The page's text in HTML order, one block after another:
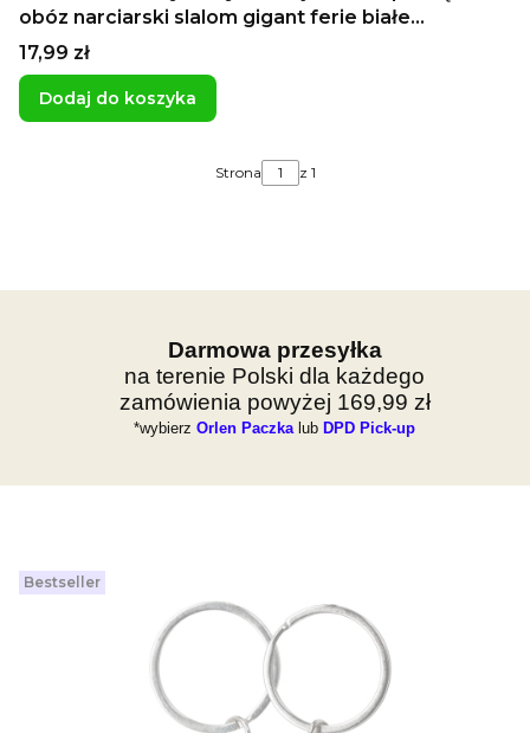
obóz narciarski slalom gigant ferie białe
szaleństwo
Cena
17,99 zł
Dodaj do koszyka
Strona z 1
Darmowa przesyłka
na terenie Polski dla każdego
zamówienia powyżej 169,99 zł
*wybierz Orlen Paczkalub DPD Pick-up
Bestseller